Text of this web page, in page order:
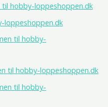
til hobby-loppeshoppen.dk
loppeshoppen.dk
til hobby-
til hobby-loppeshoppen.dk
til hobby-